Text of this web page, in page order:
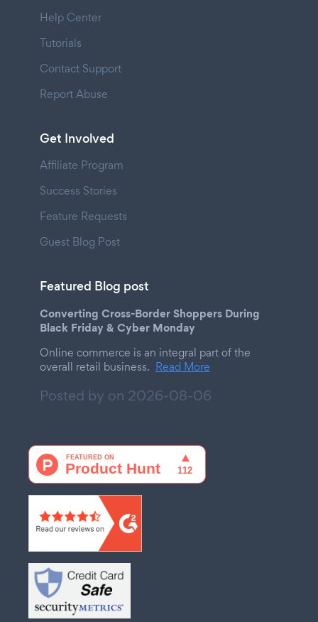
Help Center
Tutorials
Contact Support
Report Abuse
Get Involved
Affiliate Program
Success Stories
Feature Requests
Guest Blog Post
Featured Blog post
Converting Cross-Border Shoppers During
Black Friday & Cyber Monday
Online commerce is an integral part of the
overall retail business. Read More
Posted by on 2026-08-06